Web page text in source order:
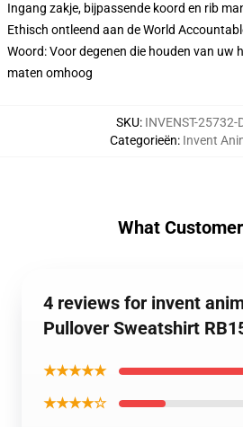
Ingang zakje, bijpassende koord en rib
Ethisch ontleend aan de World
Woord: Voor degenen die houden van uw
maten omhoog
SKU: INVENST-25732-
Categorieën: Invent
What
4 reviews for invent
Pullover Sweatshirt
★★★★★
★★★★☆